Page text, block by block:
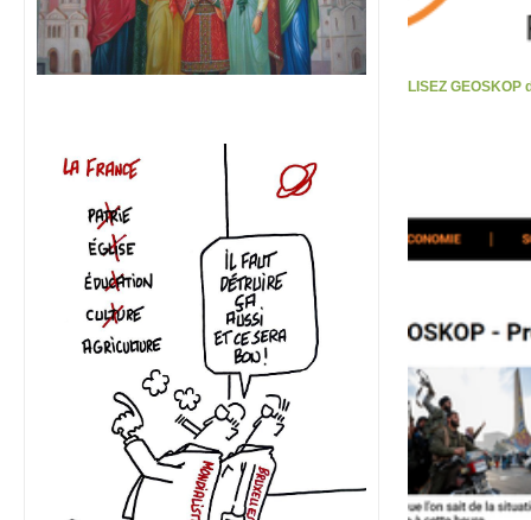
LISEZ GEOSKOP